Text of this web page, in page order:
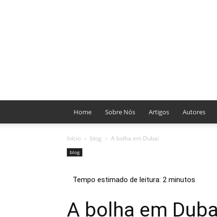
Home Sobre Nós Artigos Autores
Início blog A bolha em Dubai
blog
A bolha em